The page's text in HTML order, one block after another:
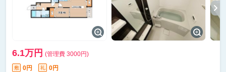
6.1万円 (管理費 3000円)
敷 0円 礼
0円